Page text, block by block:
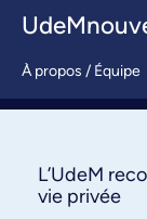
À propos / Équipe
S’abonner
L’UdeM
vie privée